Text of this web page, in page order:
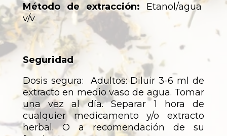
Método de extracción: Etanol/agua
v/v
Seguridad
Dosis segura: Adultos: Diluir 3-6 ml de
extracto en medio vaso de agua. Tomar
una vez al día. Separar 1 hora de
cualquier medicamento y/o extracto
herbal. O a recomendación de su